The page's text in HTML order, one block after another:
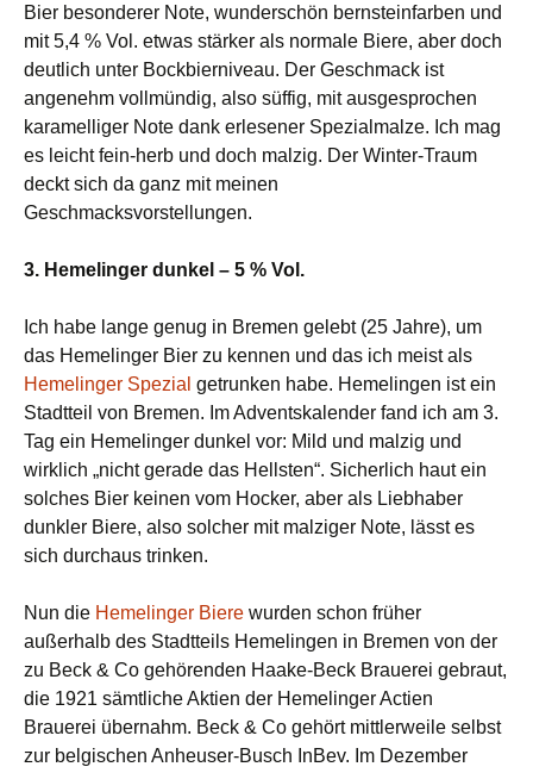
Bier besonderer Note, wunderschön bernsteinfarben und
mit 5,4 % Vol. etwas stärker als normale Biere, aber doch
deutlich unter Bockbierniveau. Der Geschmack ist
angenehm vollmündig, also süffig, mit ausgesprochen
karamelliger Note dank erlesener Spezialmalze. Ich mag
es leicht fein-herb und doch malzig. Der Winter-Traum
deckt sich da ganz mit meinen
Geschmacksvorstellungen.
3. Hemelinger dunkel – 5 % Vol.
Ich habe lange genug in Bremen gelebt (25 Jahre), um
das Hemelinger Bier zu kennen und das ich meist als
Hemelinger Spezial getrunken habe. Hemelingen ist ein
Stadtteil von Bremen. Im Adventskalender fand ich am 3.
Tag ein Hemelinger dunkel vor: Mild und malzig und
wirklich „nicht gerade das Hellsten“. Sicherlich haut ein
solches Bier keinen vom Hocker, aber als Liebhaber
dunkler Biere, also solcher mit malziger Note, lässt es
sich durchaus trinken.
Nun die Hemelinger Biere wurden schon früher
außerhalb des Stadtteils Hemelingen in Bremen von der
zu Beck & Co gehörenden Haake-Beck Brauerei gebraut,
die 1921 sämtliche Aktien der Hemelinger Actien
Brauerei übernahm. Beck & Co gehört mittlerweile selbst
zur belgischen Anheuser-Busch InBev. Im Dezember